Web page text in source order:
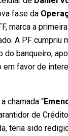
fase da
marca a
A PF cumpriu
do banqueiro,
favor de
chamada “
de
teria sido